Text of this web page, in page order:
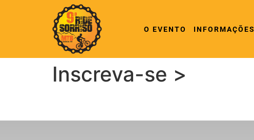
O EVENTO INFORMAÇÕES
Inscreva-se >